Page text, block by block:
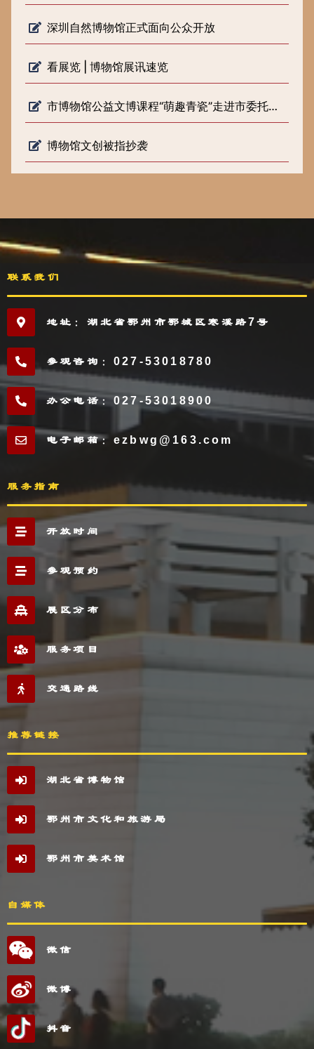
深圳自然博物馆正式面向公众开放
看展览 | 博物馆展讯速览
市博物馆公益文博课程“萌趣青瓷”走进市委托管课堂
博物馆文创被指抄袭
联系我们
地址：湖北省鄂州市鄂城区寒溪路7号
参观咨询：027-53018780
办公电话：027-53018900
电子邮箱：ezbwg@163.com
服务指南
开放时间
参观预约
展区分布
服务项目
交通路线
推荐链接
湖北省博物馆
鄂州市文化和旅游局
鄂州市美术馆
自媒体
微信
微博
抖音